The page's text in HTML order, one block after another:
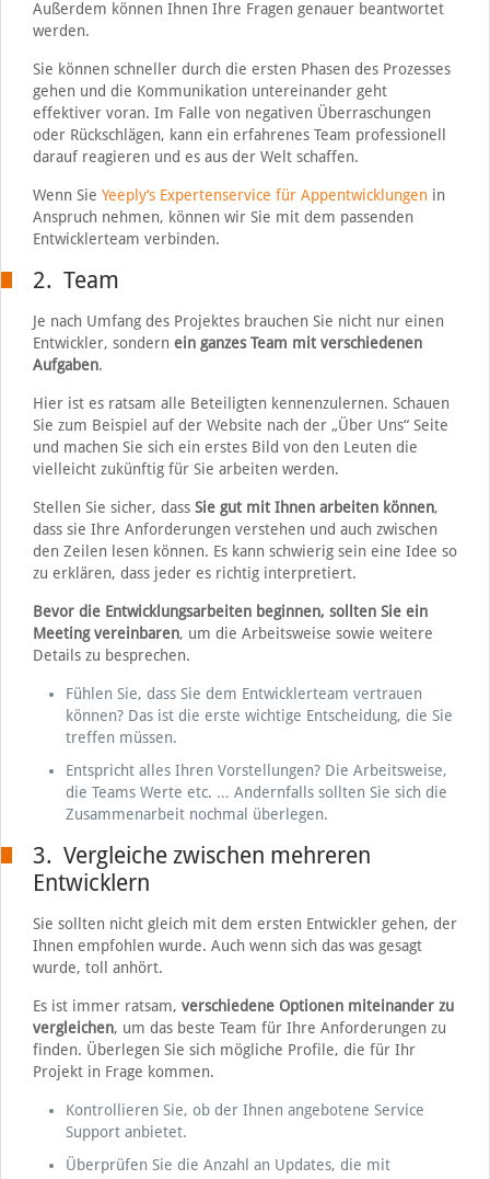
Außerdem können Ihnen Ihre Fragen genauer beantwortet
werden.
Sie können schneller durch die ersten Phasen des Prozesses
gehen und die Kommunikation untereinander geht
effektiver voran. Im Falle von negativen Überraschungen
oder Rückschlägen, kann ein erfahrenes Team professionell
darauf reagieren und es aus der Welt schaffen.
Wenn Sie Yeeply‘s Expertenservice für Appentwicklungenin
Anspruch nehmen, können wir Sie mit dem passenden
Entwicklerteam verbinden.
2. Team
Je nach Umfang des Projektes brauchen Sie nicht nur einen
Entwickler, sondern ein ganzes Team mit verschiedenen
Aufgaben.
Hier ist es ratsam alle Beteiligten kennenzulernen. Schauen
Sie zum Beispiel auf der Website nach der „Über Uns“ Seite
und machen Sie sich ein erstes Bild von den Leuten die
vielleicht zukünftig für Sie arbeiten werden.
Stellen Sie sicher, dass Sie gut mit Ihnen arbeiten können,
dass sie Ihre Anforderungen verstehen und auch zwischen
den Zeilen lesen können. Es kann schwierig sein eine Idee so
zu erklären, dass jeder es richtig interpretiert.
Bevor die Entwicklungsarbeiten beginnen, sollten Sie ein
Meeting vereinbaren, um die Arbeitsweise sowie weitere
Details zu besprechen.
Fühlen Sie, dass Sie dem Entwicklerteam vertrauen
können? Das ist die erste wichtige Entscheidung, die Sie
treffen müssen.
Entspricht alles Ihren Vorstellungen? Die Arbeitsweise,
die Teams Werte etc. … Andernfalls sollten Sie sich die
Zusammenarbeit nochmal überlegen.
3. Vergleiche zwischen mehreren
Entwicklern
Sie sollten nicht gleich mit dem ersten Entwickler gehen, der
Ihnen empfohlen wurde. Auch wenn sich das was gesagt
wurde, toll anhört.
Es ist immer ratsam, verschiedene Optionen miteinander zu
vergleichen, um das beste Team für Ihre Anforderungen zu
finden. Überlegen Sie sich mögliche Profile, die für Ihr
Projekt in Frage kommen.
Kontrollieren Sie, ob der Ihnen angebotene Service
Support anbietet.
Überprüfen Sie die Anzahl an Updates, die mit